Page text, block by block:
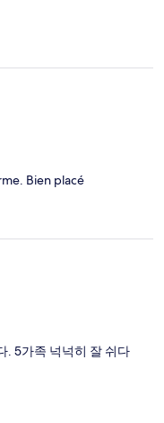
Bien placé
. 5가족 넉넉히 잘 쉬다